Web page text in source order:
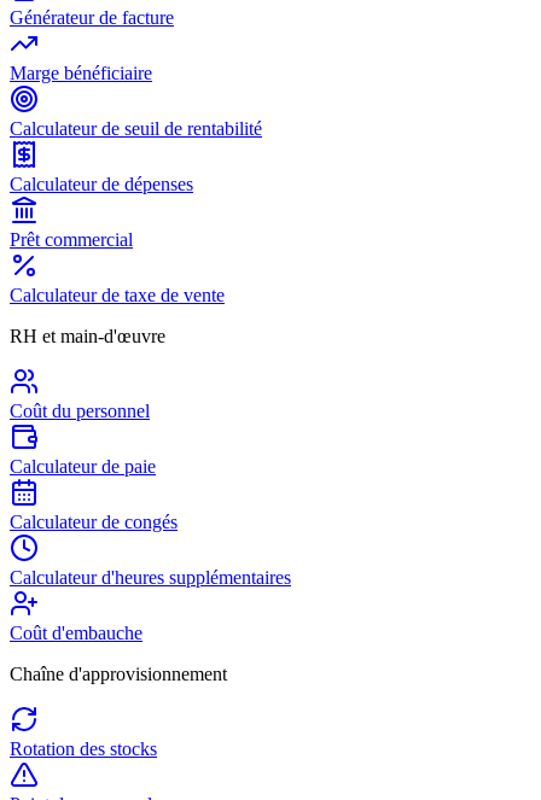
Générateur de facture
Marge bénéficiaire
Calculateur de seuil de rentabilité
Calculateur de dépenses
Prêt commercial
Calculateur de taxe de vente
RH et main-d'œuvre
Coût du personnel
Calculateur de paie
Calculateur de congés
Calculateur d'heures supplémentaires
Coût d'embauche
Chaîne d'approvisionnement
Rotation des stocks